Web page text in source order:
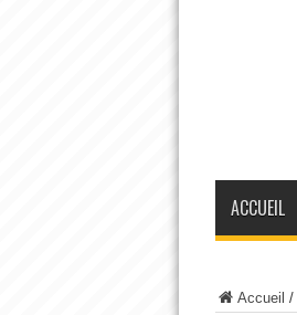
ACCUEIL
Accueil /